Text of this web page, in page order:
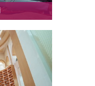
и
в Абу-